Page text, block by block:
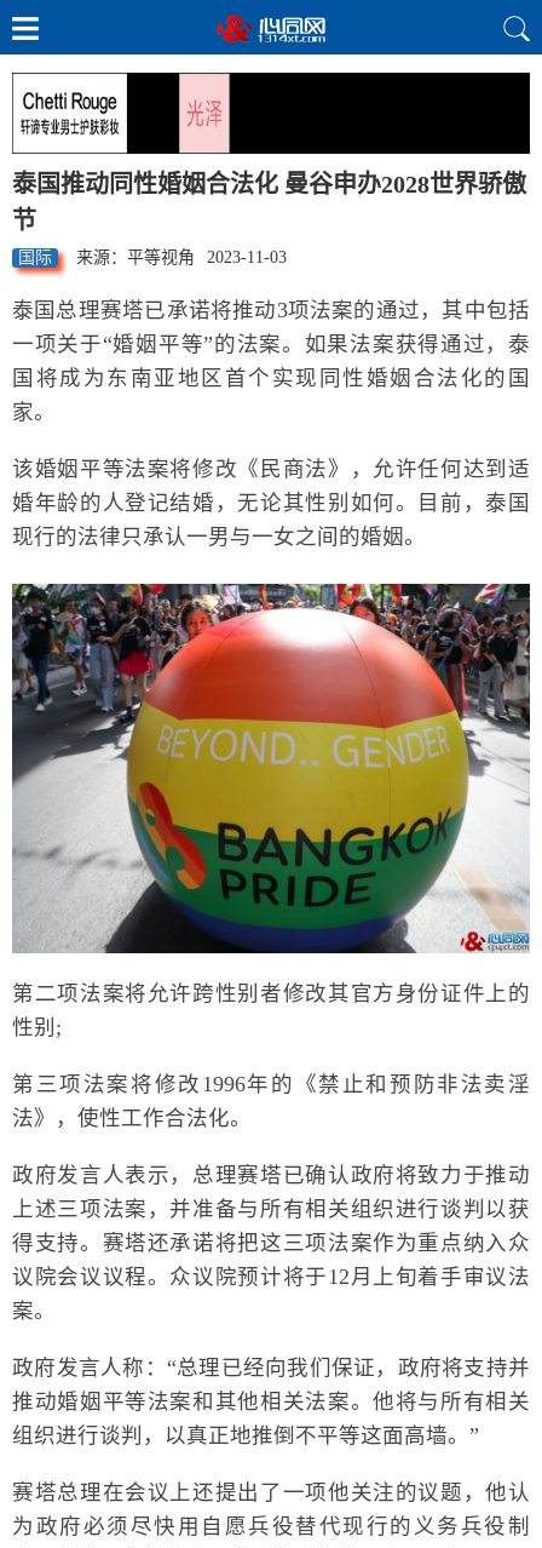
泰国推动同性婚姻合法化 曼谷申办2028世界骄傲
节
国际 来源：平等视角 2023-11-03
泰国总理赛塔已承诺将推动3项法案的通过，其中包括
一项关于“婚姻平等”的法案。如果法案获得通过，泰
国将成为东南亚地区首个实现同性婚姻合法化的国
家。
该婚姻平等法案将修改《民商法》，允许任何达到适
婚年龄的人登记结婚，无论其性别如何。目前，泰国
现行的法律只承认一男与一女之间的婚姻。
第二项法案将允许跨性别者修改其官方身份证件上的
性别;
第三项法案将修改1996年的《禁止和预防非法卖淫
法》，使性工作合法化。
政府发言人表示，总理赛塔已确认政府将致力于推动
上述三项法案，并准备与所有相关组织进行谈判以获
得支持。赛塔还承诺将把这三项法案作为重点纳入众
议院会议议程。众议院预计将于12月上旬着手审议法
案。
政府发言人称：“总理已经向我们保证，政府将支持并
推动婚姻平等法案和其他相关法案。他将与所有相关
组织进行谈判，以真正地推倒不平等这面高墙。”
赛塔总理在会议上还提出了一项他关注的议题，他认
为政府必须尽快用自愿兵役替代现行的义务兵役制